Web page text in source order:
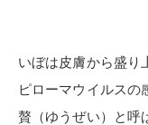
いぼは皮膚から盛り
ピローマウイルスの
贅（ゆうぜい）と呼